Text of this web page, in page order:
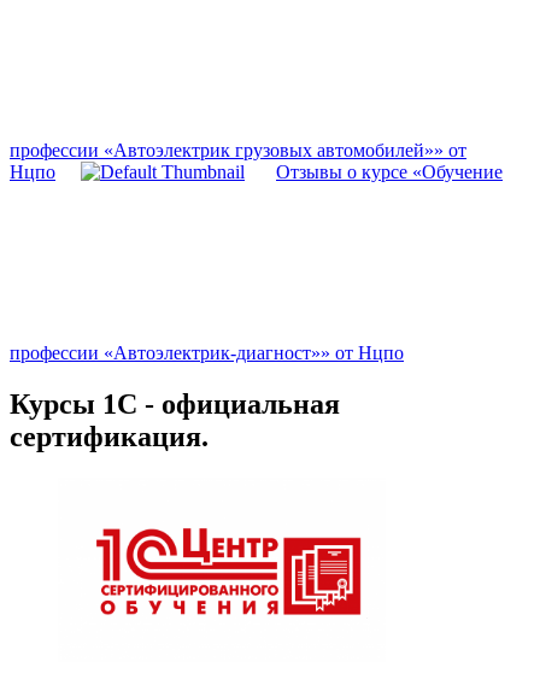
профессии «Автоэлектрик грузовых автомобилей»» от
Нцпо
Отзывы о курсе «Обучение
профессии «Автоэлектрик-диагност»» от Нцпо
Курсы 1С - официальная
сертификация.